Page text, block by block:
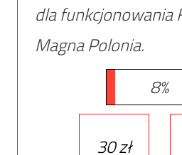
dla funkcjonowania
Magna Polonia.
8%
30 zł